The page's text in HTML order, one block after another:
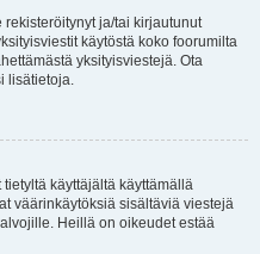
ja/tai kirjautunut
käytöstä koko foorumilta
yksityisviestejä. Ota
lisätietoja.
käyttäjältä käyttämällä
väärinkäytöksiä sisältäviä viestejä
Heillä on oikeudet estää